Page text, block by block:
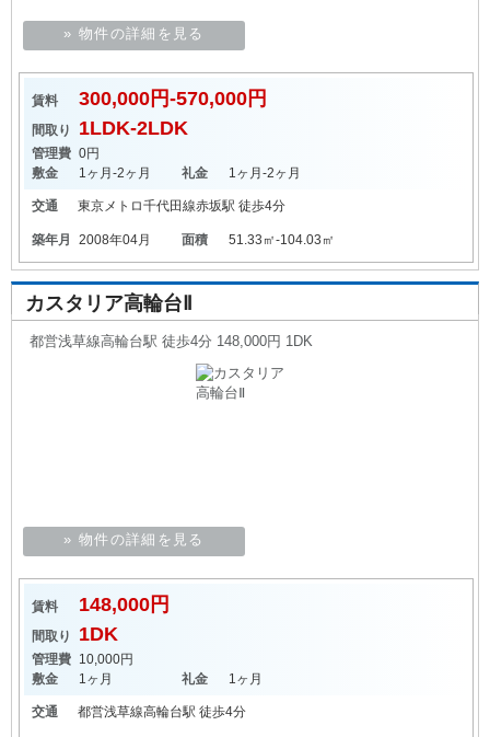
» 物件の詳細を見る
賃料 300,000円-570,000円
間取り 1LDK-2LDK
管理費 0円
敷金
1ヶ月-2ヶ月 礼金 1ヶ月-2ヶ月
交通 東京メトロ千代田線赤坂駅 徒歩4分
築年月 2008年04月 面積 51.33㎡-104.03㎡
カスタリア高輪台Ⅱ
都営浅草線高輪台駅 徒歩4分 148,000円 1DK
» 物件の詳細を見る
賃料 148,000円
間取り 1DK
管理費 10,000円
敷金
1ヶ月 礼金 1ヶ月
交通 都営浅草線高輪台駅 徒歩4分